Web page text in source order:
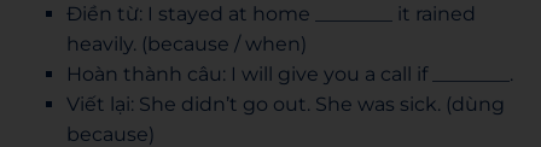
Điền từ: I stayed at home ________ it rained
heavily. (because / when)
Hoàn thành câu: I will give you a call if ________.
Viết lại: She didn’t go out. She was sick. (dùng
because)